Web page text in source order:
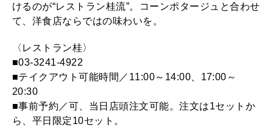
けるのが“レストラン桂流”。コーンポタージュと合わせ
て、洋食店ならではの味わいを。
〈レストラン桂〉
■03-3241-4922
■テイクアウト可能時間／11:00～14:00、17:00～
20:30
■事前予約／可、当日店頭注文可能。注文は1セットか
ら、平日限定10セット。